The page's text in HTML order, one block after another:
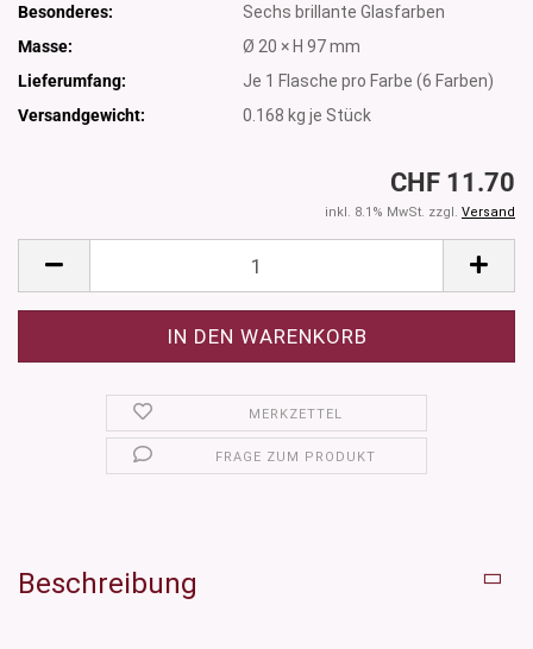
Besonderes:
Sechs brillante Glasfarben
Masse:
Ø 20 × H 97 mm
Lieferumfang:
Je 1 Flasche pro Farbe (6 Farben)
Versandgewicht:
0.168 kg je Stück
CHF 11.70
inkl. 8.1% MwSt. zzgl. Versand
MERKZETTEL
FRAGE ZUM PRODUKT
Beschreibung